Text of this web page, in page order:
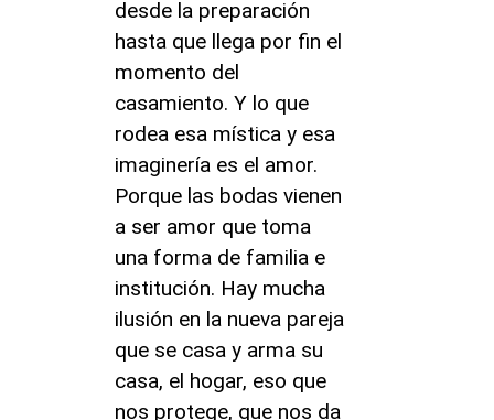
desde la preparación
hasta que llega por fin el
momento del
casamiento. Y lo que
rodea esa mística y esa
imaginería es el amor.
Porque las bodas vienen
a ser amor que toma
una forma de familia e
institución. Hay mucha
ilusión en la nueva pareja
que se casa y arma su
casa, el hogar, eso que
nos protege, que nos da